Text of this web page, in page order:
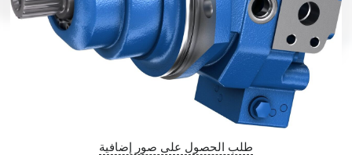
طلب الحصول على صور إضافية